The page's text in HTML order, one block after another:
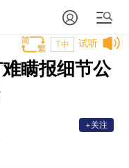
试听
T中
瞒报细节公
+关注